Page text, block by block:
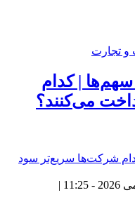
و تجارت
| کدام
می‌کنند؟